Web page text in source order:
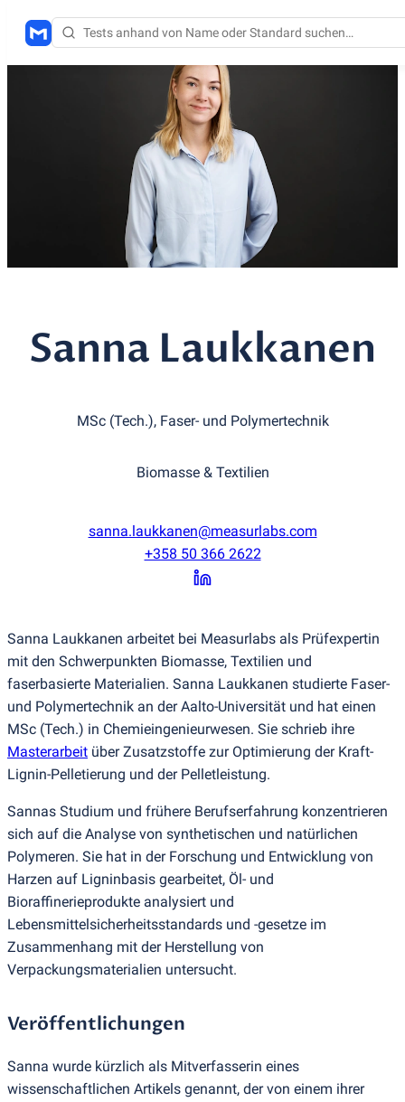
Sanna Laukkanen
MSc (Tech.), Faser- und Polymertechnik
Biomasse & Textilien
sanna.laukkanen@measurlabs.com
+358 50 366 2622
Sanna Laukkanen arbeitet bei Measurlabs als Prüfexpertin
mit den Schwerpunkten Biomasse, Textilien und
faserbasierte Materialien. Sanna Laukkanen studierte Faser-
und Polymertechnik an der Aalto-Universität und hat einen
MSc (Tech.) in Chemieingenieurwesen. Sie schrieb ihre
Masterarbeit über Zusatzstoffe zur Optimierung der Kraft-
Lignin-Pelletierung und der Pelletleistung.
Sannas Studium und frühere Berufserfahrung konzentrieren
sich auf die Analyse von synthetischen und natürlichen
Polymeren. Sie hat in der Forschung und Entwicklung von
Harzen auf Ligninbasis gearbeitet, Öl- und
Bioraffinerieprodukte analysiert und
Lebensmittelsicherheitsstandards und -gesetze im
Zusammenhang mit der Herstellung von
Verpackungsmaterialien untersucht.
Veröffentlichungen
Sanna wurde kürzlich als Mitverfasserin eines
wissenschaftlichen Artikels genannt, der von einem ihrer